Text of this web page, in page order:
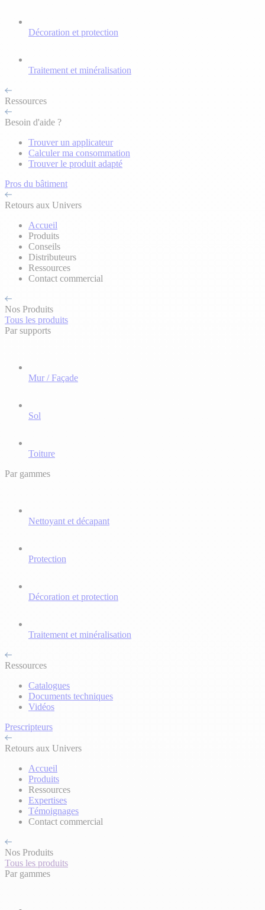
Décoration et protection
Traitement et minéralisation
Ressources
Besoin d'aide ?
Trouver un applicateur
Calculer ma consommation
Trouver le produit adapté
Pros du bâtiment
Retours aux Univers
Accueil
Produits
Conseils
Distributeurs
Ressources
Contact commercial
Nos Produits
Tous les produits
Par supports
Mur / Façade
Sol
Toiture
Par gammes
Nettoyant et décapant
Protection
Décoration et protection
Traitement et minéralisation
Ressources
Catalogues
Documents techniques
Vidéos
Prescripteurs
Retours aux Univers
Accueil
Produits
Ressources
Expertises
Témoignages
Contact commercial
Nos Produits
Tous les produits
Par gammes